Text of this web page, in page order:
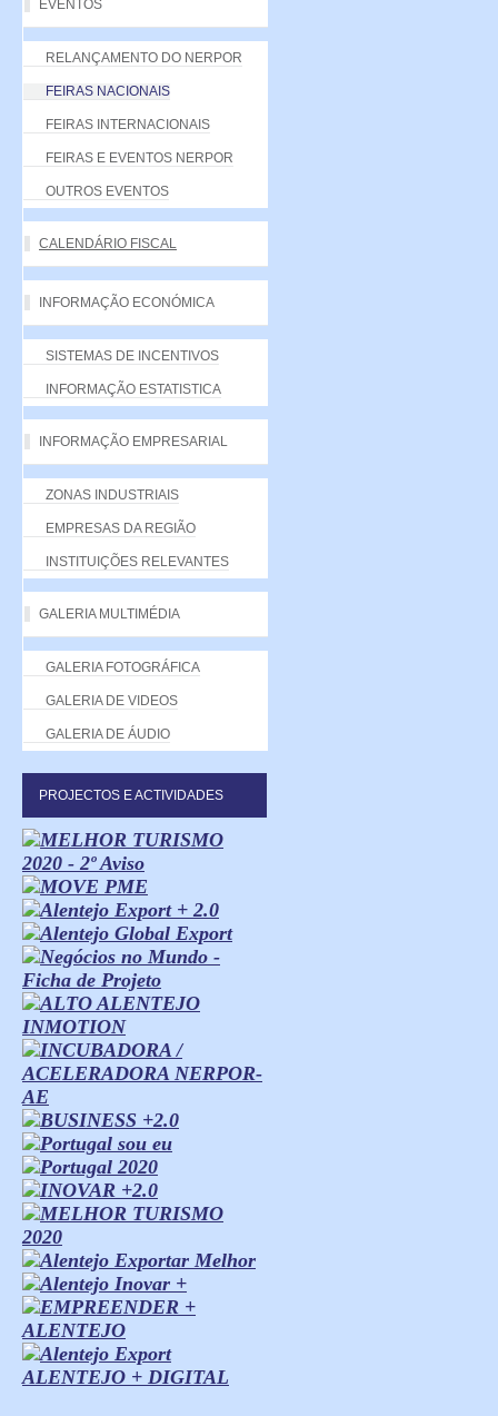
EVENTOS
RELANÇAMENTO DO NERPOR
FEIRAS NACIONAIS
FEIRAS INTERNACIONAIS
FEIRAS E EVENTOS NERPOR
OUTROS EVENTOS
CALENDÁRIO FISCAL
INFORMAÇÃO ECONÓMICA
SISTEMAS DE INCENTIVOS
INFORMAÇÃO ESTATISTICA
INFORMAÇÃO EMPRESARIAL
ZONAS INDUSTRIAIS
EMPRESAS DA REGIÃO
INSTITUIÇÕES RELEVANTES
GALERIA MULTIMÉDIA
GALERIA FOTOGRÁFICA
GALERIA DE VIDEOS
GALERIA DE ÁUDIO
PROJECTOS E ACTIVIDADES
ALENTEJO + DIGITAL